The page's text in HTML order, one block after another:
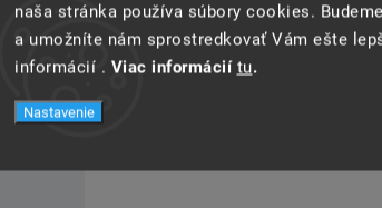
naša stránka používa súbory cookies.
a umožníte nám sprostredkovať Vám ešte
informácií . Viac informácií tu.
Nastavenie
Nerezová ochranná lišta
matná Škoda Scala